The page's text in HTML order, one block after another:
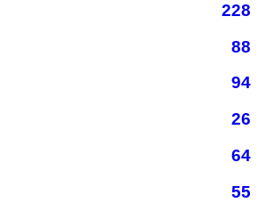
228
88
94
26
64
55